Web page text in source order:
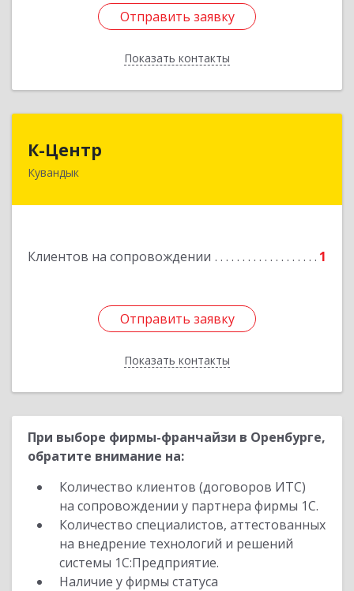
Отправить заявку
Показать контакты
Отправить заявку
Назад
К-Центр
Кувандык
Клиентов на сопровождении 1
Отправить заявку
Показать контакты
462243, Оренбургская обл, Кувандыкский р-н,
Отправить заявку
Назад
При выборе фирмы-франчайзи в Оренбурге,
обратите внимание на:
Количество клиентов (договоров ИТС)
на сопровождении у партнера фирмы 1С.
Количество специалистов, аттестованных
на внедрение технологий и решений
системы 1С:Предприятие.
Наличие у фирмы статуса